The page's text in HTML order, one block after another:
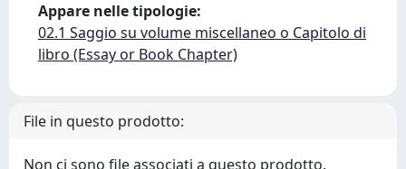
Appare nelle tipologie:
02.1 Saggio su volume miscellaneo o Capitolo di
libro (Essay or Book Chapter)
File in questo prodotto:
Non ci sono file associati a questo prodotto.